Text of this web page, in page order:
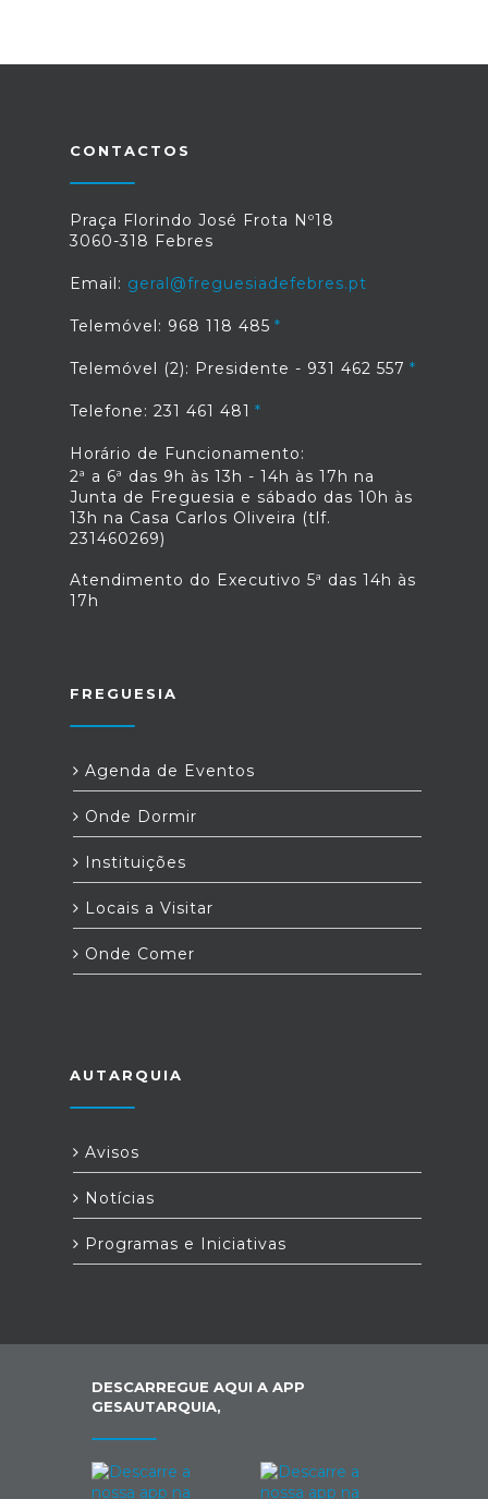
CONTACTOS
Praça Florindo José Frota Nº18
3060-318 Febres
Email: geral@freguesiadefebres.pt
Telemóvel: 968 118 485
Telemóvel (2): Presidente - 931 462 557
Telefone: 231 461 481
Horário de Funcionamento:
2ª a 6ª das 9h às 13h - 14h às 17h na
Junta de Freguesia e sábado das 10h às
13h na Casa Carlos Oliveira (tlf.
231460269)
Atendimento do Executivo 5ª das 14h às
17h
FREGUESIA
Agenda de Eventos
Onde Dormir
Instituições
Locais a Visitar
Onde Comer
AUTARQUIA
Avisos
Notícias
Programas e Iniciativas
DESCARREGUE AQUI A APP
GESAUTARQUIA,